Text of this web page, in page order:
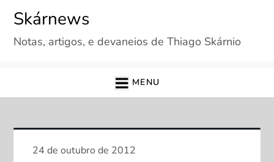
content
Skárnews
Notas, artigos, e devaneios de Thiago Skárnio
MENU